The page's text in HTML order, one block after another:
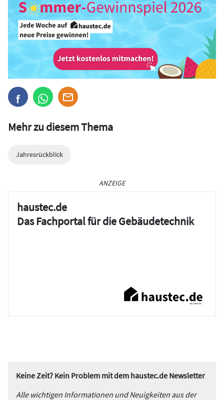
Mehr zu diesem Thema
Jahresrückblick
ANZEIGE
haustec.de
Das Fachportal für die Gebäudetechnik
Keine Zeit? Kein Problem mit dem haustec.de Newsletter
Alle wichtigen Informationen und Neuigkeiten aus der